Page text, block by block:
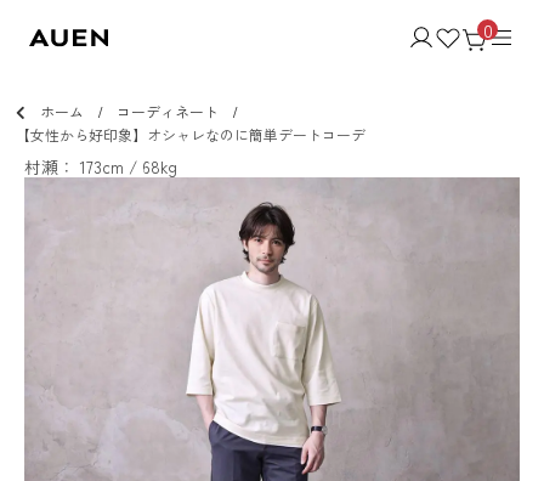
0
ホーム
コーディネート
【女性から好印象】オシャレなのに簡単デートコーデ
村瀬： 173cm / 68kg